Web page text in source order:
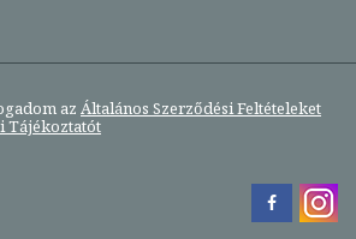
az Általános Szerződési Feltételeket
Tájékoztatót